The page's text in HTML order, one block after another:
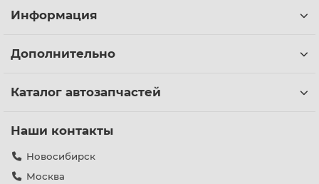
Информация
Дополнительно
Каталог автозапчастей
Наши контакты
Новосибирск
Москва